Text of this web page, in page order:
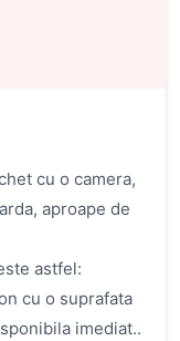
cu o camera,
aproape de
astfel:
cu o suprafata
imediat..